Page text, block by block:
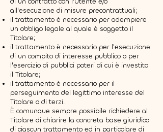
all'esecuzione di misure precontrattuali;
il trattamento è necessario per adempiere
un obbligo legale al quale è soggetto il
Titolare;
il trattamento è necessario per l'esecuzione
di un compito di interesse pubblico o per
l'esercizio di pubblici poteri di cui è investito
il Titolare;
il trattamento è necessario per il
perseguimento del legittimo interesse del
Titolare o di terzi.
È comunque sempre possibile richiedere al
Titolare di chiarire la concreta base giuridica
di ciascun trattamento ed in particolare di